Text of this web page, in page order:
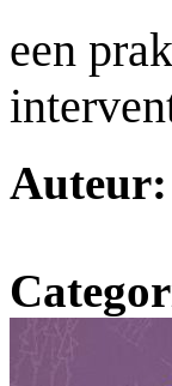
een
Auteur: